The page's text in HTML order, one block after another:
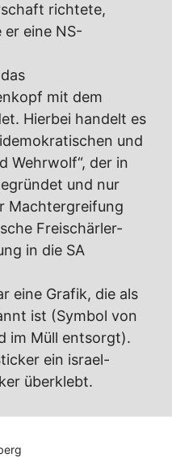
richtete,
eine NS-
mit dem
Hierbei handelt es
und
Wehrwolf“, der in
und nur
Machtergreifung
Freischärler-
in die SA
eine Grafik, die als
ist (Symbol von
im Müll entsorgt).
ein israel-
überklebt.